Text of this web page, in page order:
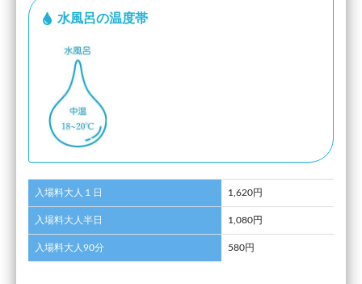
水風呂の温度帯
入場料大人１日 1,620円
入場料大人半日 1,080円
入場料大人90分 580円